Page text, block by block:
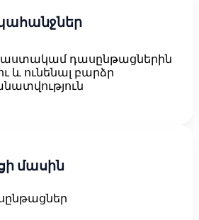
դասընթացներին
և ունենալ բարձր
մասին